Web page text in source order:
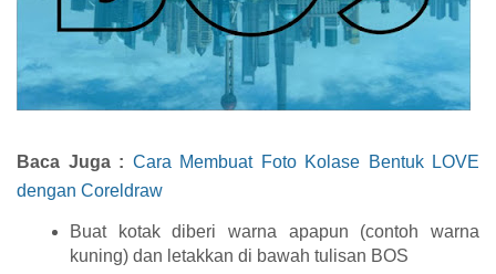
Baca Juga : Cara Membuat Foto Kolase Bentuk LOVE
dengan Coreldraw
Buat kotak diberi warna apapun (contoh warna
kuning) dan letakkan di bawah tulisan BOS